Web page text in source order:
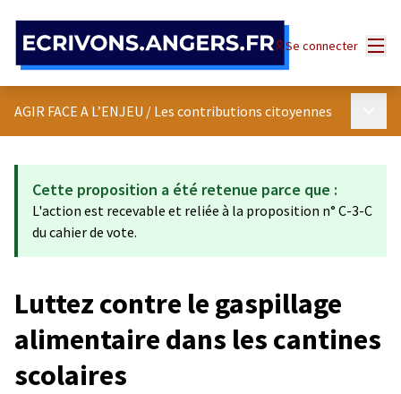
Se connecter
AGIR FACE A L’ENJEU / Les contributions citoyennes
Cette proposition a été retenue parce que :
L'action est recevable et reliée à la proposition n° C-3-C
du cahier de vote.
Luttez contre le gaspillage
alimentaire dans les cantines
scolaires